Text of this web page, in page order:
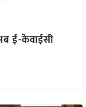
ई-केवाईसी